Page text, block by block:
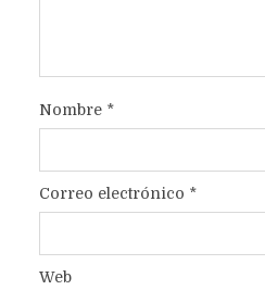
Nombre *
Correo electrónico *
Web